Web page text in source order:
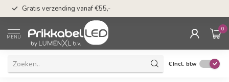
Gratis verzending vanaf €55,-
MENU
0
€Incl. btw